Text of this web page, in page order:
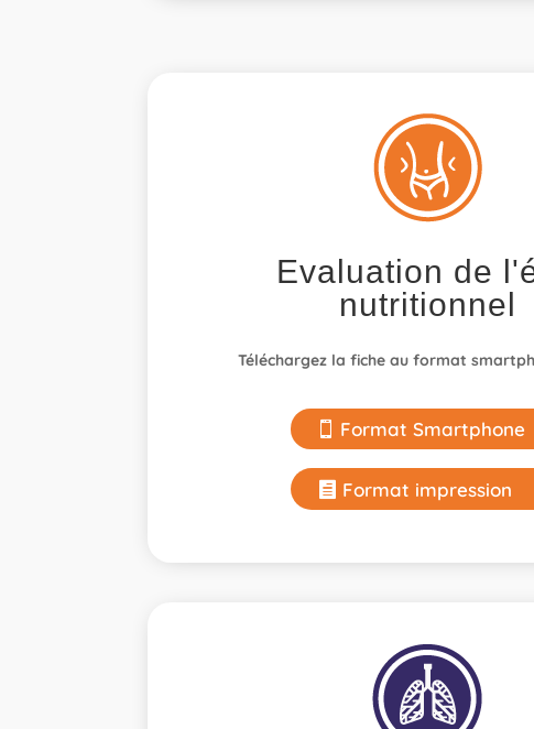
Evaluation de
nutritionnel
Téléchargez la fiche au format
Format Smartphone
Format impression